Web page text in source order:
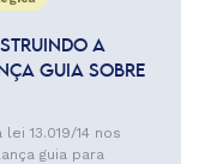
A
GUIA SOBRE
13.019/14 nos
guia para